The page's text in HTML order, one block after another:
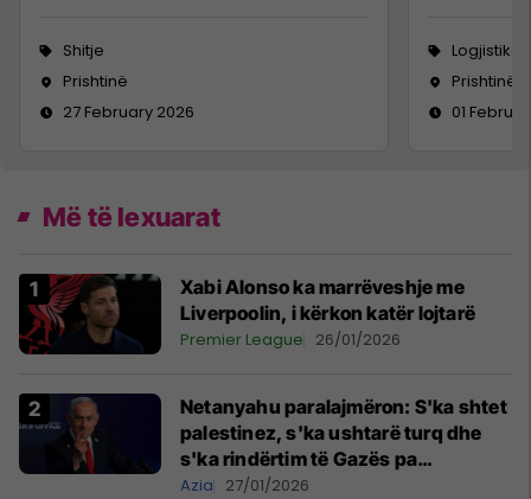
Shitje
Prishtinë
27 February 2026
Logjistikë
Prishtinë
01
Më të lexuarat
Xabi Alonso ka marrëveshje me
Liverpoolin, i kërkon katër lojtarë
Premier League 26/01/2026
Netanyahu paralajmëron: S'ka shtet
palestinez, s'ka ushtarë turq dhe
s'ka rindërtim të Gazës pa
demilitarizim
Azia 27/01/2026